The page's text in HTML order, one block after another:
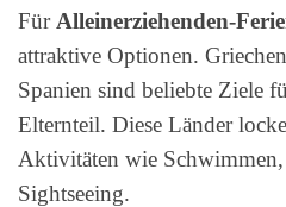
Für Alleinerziehenden-
attraktive Optionen.
Spanien sind beliebte Ziele
Elternteil. Diese Länder
Aktivitäten wie
Sightseeing.